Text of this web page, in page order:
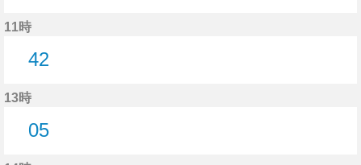
11時
42
13時
05